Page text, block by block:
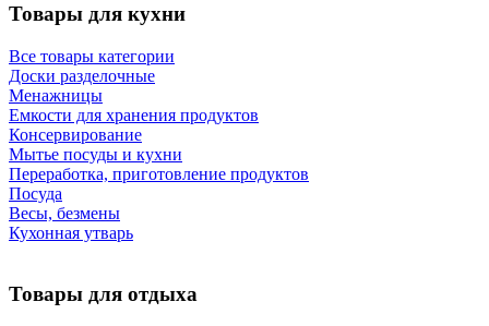
Товары для кухни
Все товары категории
Доски разделочные
Менажницы
Емкости для хранения продуктов
Консервирование
Мытье посуды и кухни
Переработка, приготовление продуктов
Посуда
Весы, безмены
Кухонная утварь
Товары для отдыха